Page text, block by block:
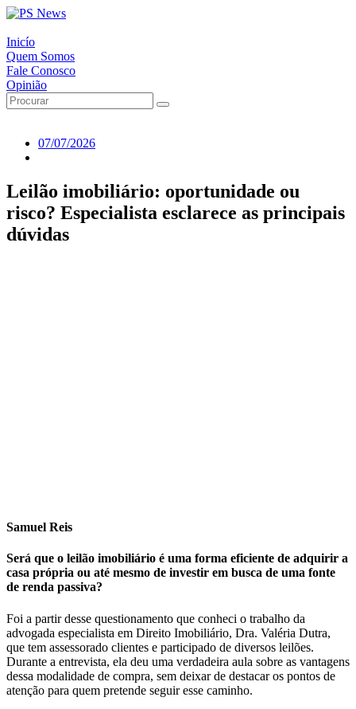
Inicío
Quem Somos
Fale Conosco
Opinião
07/07/2026
Leilão imobiliário: oportunidade ou
risco? Especialista esclarece as principais
dúvidas
Samuel Reis
Será que o leilão imobiliário é uma forma eficiente de adquirir a
casa própria ou até mesmo de investir em busca de uma fonte
de renda passiva?
Foi a partir desse questionamento que conheci o trabalho da
advogada especialista em Direito Imobiliário, Dra. Valéria Dutra,
que tem assessorado clientes e participado de diversos leilões.
Durante a entrevista, ela deu uma verdadeira aula sobre as vantagens
dessa modalidade de compra, sem deixar de destacar os pontos de
atenção para quem pretende seguir esse caminho.